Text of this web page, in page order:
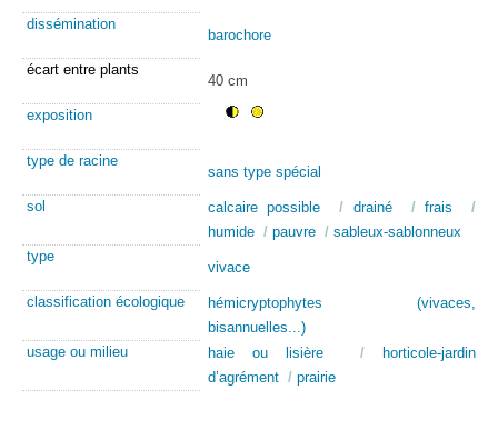
dissémination
barochore
écart entre plants
40 cm
exposition
type de racine
sans type spécial
sol calcaire possible / drainé /frais
/
humide / pauvre / sableux-sablonneux
type
vivace
classification écologique
hémicryptophytes (vivaces,
bisannuelles...)
usage ou milieu
haie ou lisière /
horticole-jardin
d’agrément / prairie